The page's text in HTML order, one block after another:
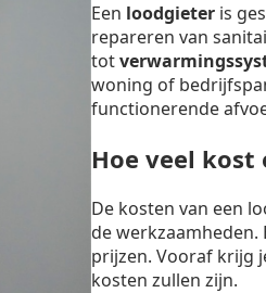
Een loodgieter is
repareren van
tot
woning of
functionerende
Hoe veel kost
De kosten van een
de
prijzen. Vooraf krijg
kosten zullen zijn.